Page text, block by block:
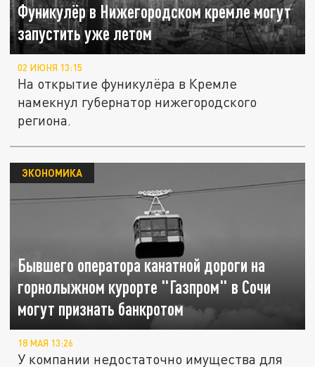
Фуникулёр в Нижегородском кремле могут
запустить уже летом
02 ИЮНЯ 13:15
На открытие фуникулёра в Кремле
намекнул губернатор нижегородского
региона.
Бывшего оператора канатной дороги на
горнолыжном курорте "Газпром" в Сочи
могут признать банкротом
ЭКОНОМИКА
18 МАЯ 13:26
У компании недостаточно имущества для